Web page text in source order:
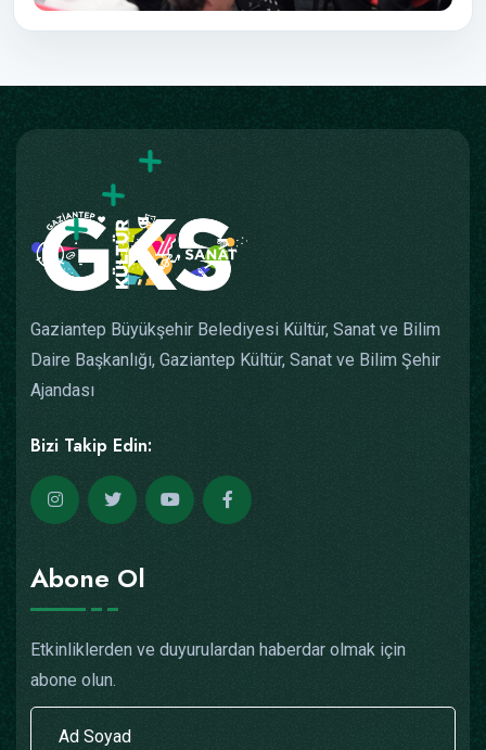
Gaziantep Büyükşehir Belediyesi Kültür, Sanat ve Bilim
Daire Başkanlığı, Gaziantep Kültür, Sanat ve Bilim Şehir
Ajandası
Bizi Takip Edin:
Abone Ol
Etkinliklerden ve duyurulardan haberdar olmak için
abone olun.